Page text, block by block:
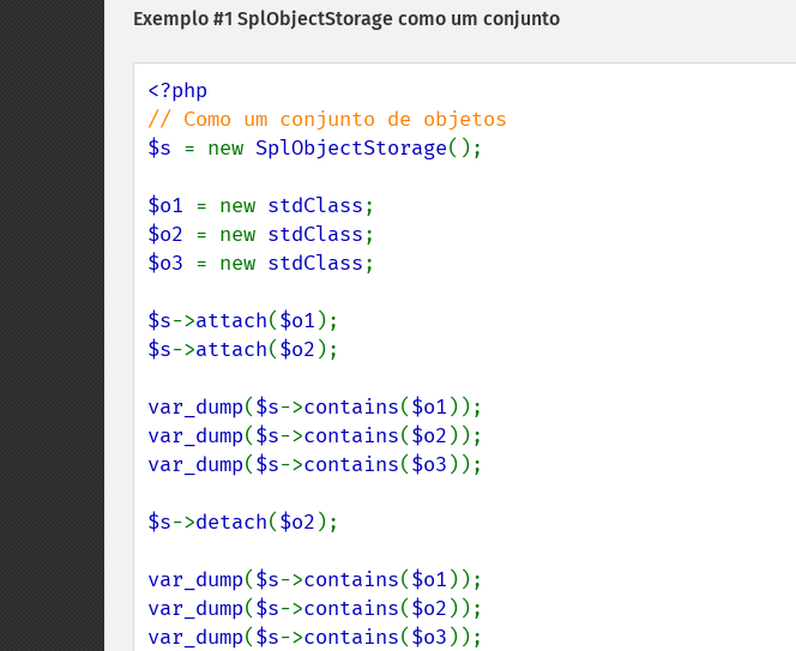
Exemplo #1 SplObjectStorage como um conjunto
$s = new SplObjectStorage();
$o1 = new stdClass
$o2 = new stdClass
$o3 = new stdClass;
$s->attach($o1
$s->attach($o2 );
var_dump($s->contains($o1
var_dump($s->contains($o2
var_dump($s->contains($o3 ));
$s->detach($o2 );
var_dump($s->contains($o1
var_dump($s->contains($o2
var_dump($s->contains($o3